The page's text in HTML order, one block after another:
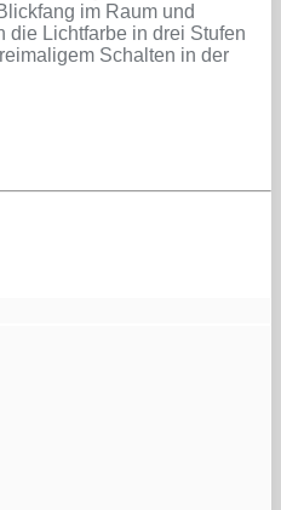
im Raum und
die Lichtfarbe in drei Stufen
Schalten in der